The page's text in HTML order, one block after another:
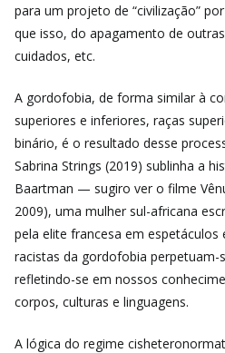
para um projeto de “civilização”
que isso, do apagamento de
cuidados, etc.
A gordofobia, de forma similar à
superiores e inferiores, raças
binário, é o resultado desse
Sabrina Strings (2019) sublinha a
Baartman — sugiro ver o filme
2009), uma mulher sul-africana
pela elite francesa em espetáculos
racistas da gordofobia perpetuam-
refletindo-se em nossos
corpos, culturas e linguagens.
A lógica do regime